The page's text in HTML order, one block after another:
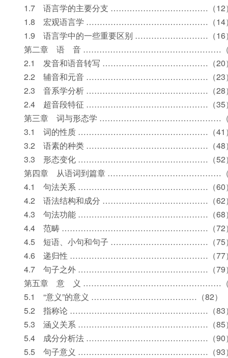
1.7 语言学的主要分支 ………………………………（12）
1.8 宏观语言学 ………………………………………（14）
1.9 语言学中的一些重要区别 ………………………（16）
第二章 语 音 ……………………………………………（
2.1 发音和语音转写 …………………………………（20）
2.2 辅音和元音 ………………………………………（23）
2.3 音系学分析 ………………………………………（28）
2.4 超音段特征 ………………………………………（35）
第三章 词与形态学 ………………………………………（
3.1 词的性质 …………………………………………（41）
3.2 语素的种类 ………………………………………（48）
3.3 形态变化 …………………………………………（52）
第四章 从语词到篇章 ……………………………………（
4.1 句法关系 …………………………………………（60）
4.2 语法结构和成分 …………………………………（62）
4.3 句法功能 …………………………………………（68）
4.4 范畴 ………………………………………………（72）
4.5 短语、小句和句子 ………………………………（75）
4.6 递归性 ……………………………………………（77）
4.7 句子之外 …………………………………………（79）
第五章 意 义 ……………………………………………（
5.1 “意义”的意义 …………………………………（82）
5.2 指称论 ……………………………………………（83）
5.3 涵义关系 …………………………………………（85）
5.4 成分分析法 ………………………………………（90）
5.5 句子意义 …………………………………………（93）